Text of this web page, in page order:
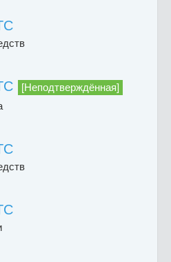
[Неподтверждённая]